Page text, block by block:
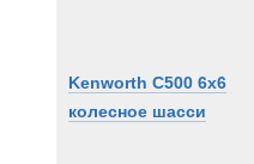
Kenworth C500 6x6
колесное шасси